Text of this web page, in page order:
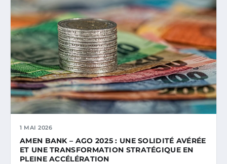
1 MAI 2026
AMEN BANK – AGO 2025 : UNE SOLIDITÉ AVÉRÉE
ET UNE TRANSFORMATION STRATÉGIQUE EN
PLEINE ACCÉLÉRATION